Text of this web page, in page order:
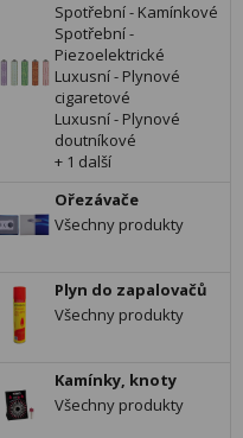
Spotřební - Kamínkové
Spotřební -
Piezoelektrické
Luxusní - Plynové
cigaretové
Luxusní - Plynové
doutníkové
+ 1 další
Ořezávače
Všechny produkty
Plyn do zapalovačů
Všechny produkty
Kamínky, knoty
Všechny produkty